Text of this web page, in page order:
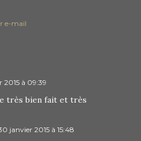
e-mail
2015 à 09:39
très bien fait et très
janvier 2015 à 15:48